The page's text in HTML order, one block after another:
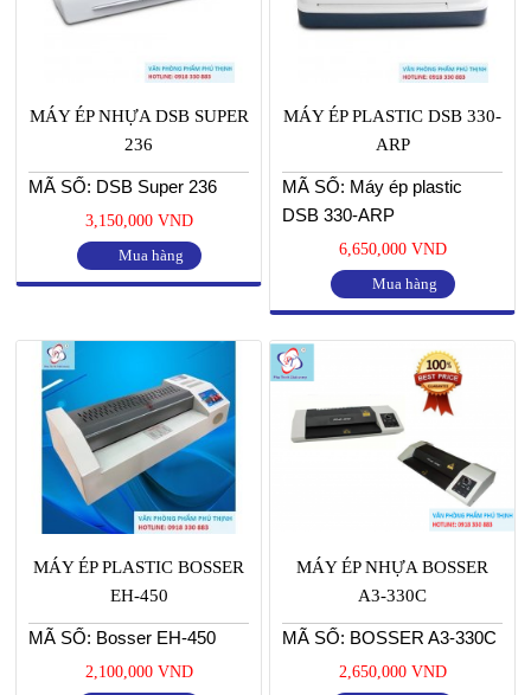
MÁY ÉP NHỰA DSB SUPER
236
MÃ SỐ: DSB Super 236
3,150,000 VND
Mua hàng
MÁY ÉP PLASTIC DSB 330-
ARP
MÃ SỐ: Máy ép plastic
DSB 330-ARP
6,650,000 VND
Mua hàng
MÁY ÉP PLASTIC BOSSER
EH-450
MÃ SỐ: Bosser EH-450
2,100,000 VND
MÁY ÉP NHỰA BOSSER
A3-330C
MÃ SỐ: BOSSER A3-330C
2,650,000 VND